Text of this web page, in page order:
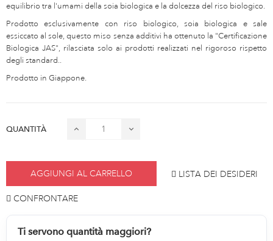
equilibrio tra l'umami della soia biologica e la dolcezza del riso biologico.
Prodotto esclusivamente con riso biologico, soia biologica e sale
essiccato al sole, questo miso senza additivi ha ottenuto la "Certificazione
Biologica JAS", rilasciata solo ai prodotti realizzati nel rigoroso rispetto
degli standard..
Prodotto in Giappone.
QUANTITÀ
AGGIUNGI AL CARRELLO LISTA DEI DESIDERI
CONFRONTARE
Ti servono quantità maggiori?